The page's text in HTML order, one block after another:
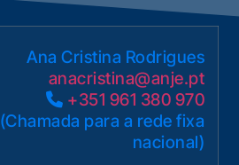
Ana Cristina Rodrigues
anacristina@anje.pt
+351 961 380 970
(Chamada para a rede fixa
nacional)